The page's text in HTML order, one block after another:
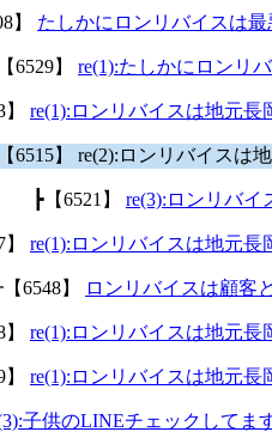
】 たしかにロンリバイスは
6529】 re(1):たしかにロンリ
】 re(1):ロンリバイスは地元
6515】 re(2):ロンリバイスは
┣【6521】 re(3):ロンリバ
】 re(1):ロンリバイスは地元
【6548】 ロンリバイスは顧客
】 re(1):ロンリバイスは地元
】 re(1):ロンリバイスは地元
子供のLINEチェックしてま